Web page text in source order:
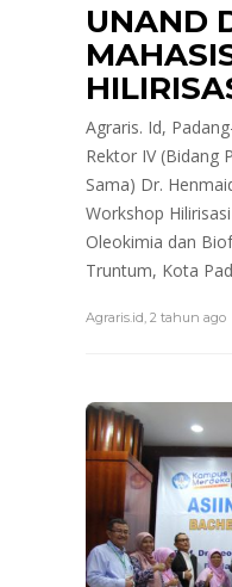
UNAND
Agraris. Id,
Rektor IV (Bidang
Sama) Dr.
Workshop
Oleokimia dan
Truntum, Kota
Agraris.id 2 tahun ago